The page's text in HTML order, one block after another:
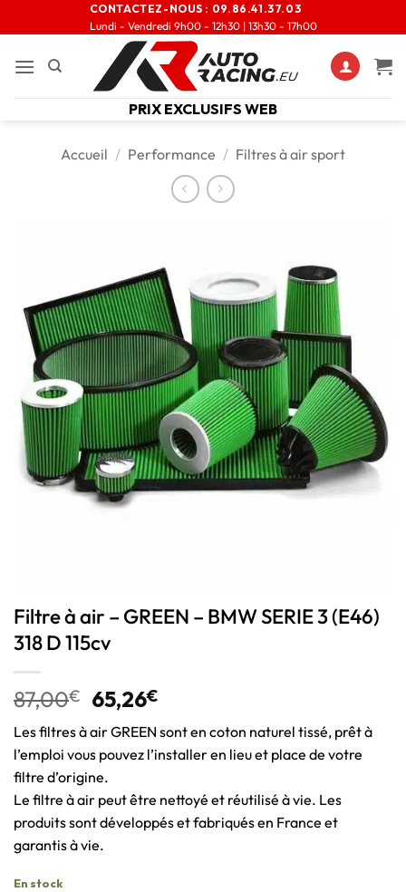
CONTACTEZ-NOUS : 09.86.41.37.03
Lundi - Vendredi 9h00 - 12h30 | 13h30 - 17h00
PRIX EXCLUSIFS WEB
Accueil / Performance / Filtres à air sport
Filtre à air – GREEN – BMW SERIE 3 (E46)
318 D 115cv
87,00€ 65,26€
Les filtres à air GREEN sont en coton naturel tissé, prêt à
l’emploi vous pouvez l’installer en lieu et place de votre
filtre d’origine.
Le filtre à air peut être nettoyé et réutilisé à vie. Les
produits sont développés et fabriqués en France et
garantis à vie.
En stock